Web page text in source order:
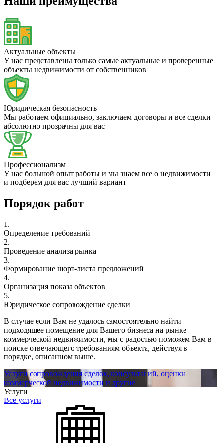
Актуальные объекты
У нас представлены только самые актуальные и проверенные
объекты недвижимости от собственников
Юридическая безопасность
Мы работаем официально, заключаем договоры и все сделки
абсолютно прозрачны для вас
Профессионализм
У нас большой опыт работы и мы знаем все о недвижимости
и подберем для вас лучший вариант
Порядок работ
1.
Определение требований
2.
Проведение анализа рынка
3.
Формирование шорт-листа предложений
4.
Организация показа объектов
5.
Юридическое сопровождение сделки
В случае если Вам не удалось самостоятельно найти
подходящее помещение для Вашего бизнеса на рынке
коммерческой недвижимости, мы с радостью поможем Вам в
поиске отвечающего требованиям объекта, действуя в
порядке, описанном выше.
Услуги сопровождения сделок, консультаций, оценки
коммерческой недвижимости и другие
Услуги
Все услуги